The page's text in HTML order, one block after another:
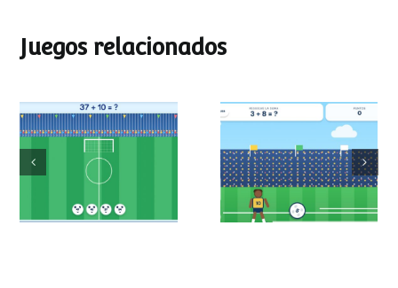
Juegos relacionados
Mundial de
operaciones
Partido de sumas